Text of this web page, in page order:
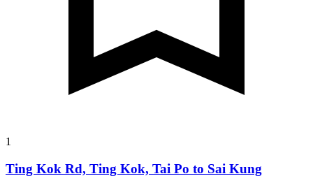
1
Ting Kok Rd, Ting Kok, Tai Po to Sai Kung